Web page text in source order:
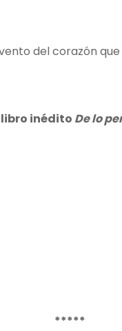
del corazón
libro inédito De lo
*****